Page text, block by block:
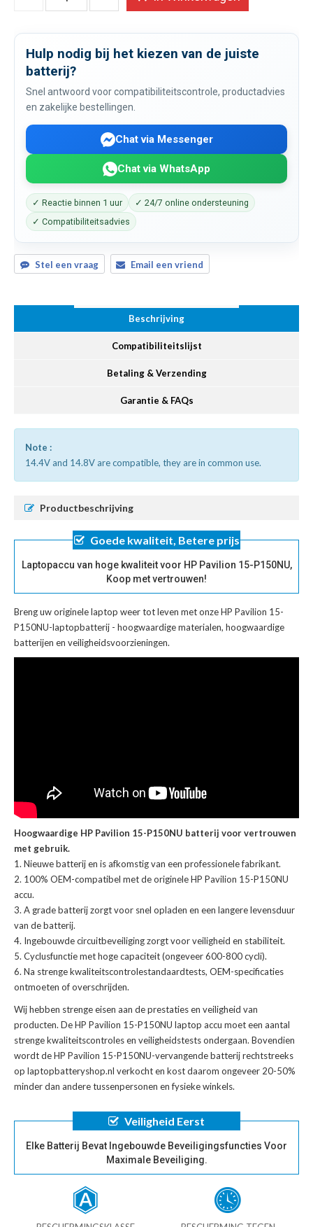
Hulp nodig bij het kiezen van de juiste
batterij?
Snel antwoord voor compatibiliteitscontrole, productadvies
en zakelijke bestellingen.
Chat via Messenger
Chat via WhatsApp
✓ Reactie binnen 1 uur
✓ 24/7 online ondersteuning
✓ Compatibiliteitsadvies
Stel een vraag Email een vriend
Beschrijving
Compatibiliteitslijst
Betaling & Verzending
Garantie & FAQs
Note :
14.4V and 14.8V are compatible, they are in common use.
Productbeschrijving
Goede kwaliteit, Betere prijs
Laptopaccu van hoge kwaliteit voor HP Pavilion 15-P150NU,
Koop met vertrouwen!
Breng uw originele laptop weer tot leven met onzeHP Pavilion 15-
P150NU-laptopbatterij - hoogwaardige materialen, hoogwaardige
batterijen en veiligheidsvoorzieningen.
Hoogwaardige HP Pavilion 15-P150NU batterij voor vertrouwen
met gebruik.
Nieuwe batterij en is afkomstig van een professionele fabrikant.
100% OEM-compatibel met deoriginele HP Pavilion 15-P150NU
accu.
A grade batterij zorgt voor snel opladen en een langere levensduur
van de batterij.
Ingebouwde circuitbeveiliging zorgt voor veiligheid en stabiliteit.
Cyclusfunctie met hoge capaciteit (ongeveer 600-800 cycli).
Na strenge kwaliteitscontrolestandaardtests, OEM-specificaties
ontmoeten of overschrijden.
Wij hebben strenge eisen aan de prestaties en veiligheid van
producten. DeHP Pavilion 15-P150NU laptop accu moet een aantal
strenge kwaliteitscontroles en veiligheidstests ondergaan. Bovendien
wordt deHP Pavilion 15-P150NU-vervangende batterijrechtstreeks
op laptopbatteryshop.nl verkocht en kost daarom ongeveer 20-50%
minder dan andere tussenpersonen en fysieke winkels.
Veiligheid Eerst
Elke Batterij Bevat Ingebouwde Beveiligingsfuncties Voor
Maximale Beveiliging.